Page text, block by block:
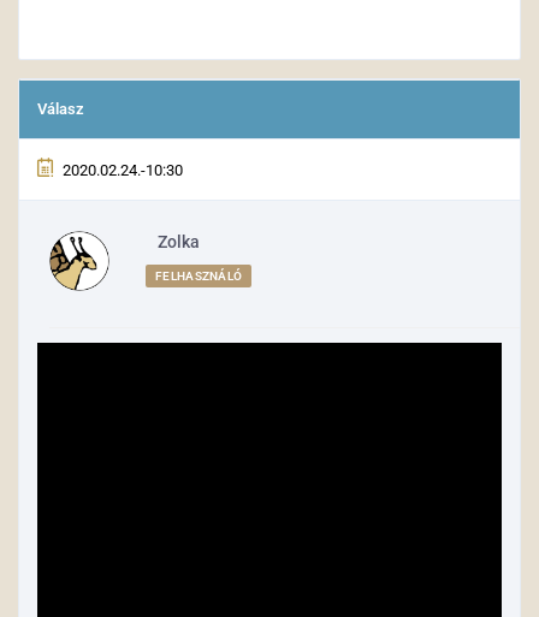
Válasz
2020.02.24.-10:30
Zolka
FELHASZNÁLÓ